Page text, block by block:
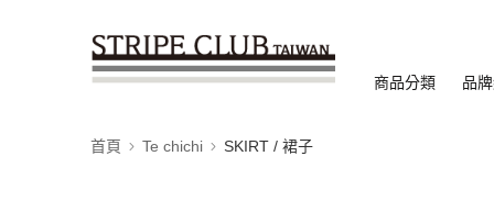
商品分類 品
首頁 Te chichi SKIRT / 裙子